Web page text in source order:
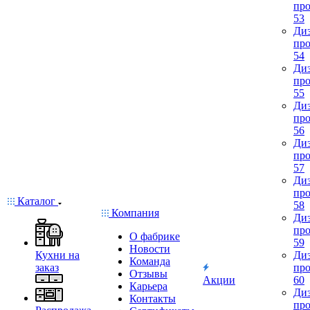
Каталог
Кухни на
заказ
Компания
О фабрике
Новости
Команда
Отзывы
Карьера
Контакты
Акции
53
54
55
56
57
58
59
60